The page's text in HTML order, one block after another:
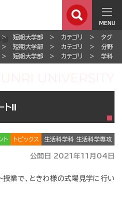
MENU
短期大学部 カテゴリ
タグ
短期大学部 カテゴリ
分野
短期大学部 カテゴリ 学科
トⅡ
ト トピックス 生活科学科 生活科学専攻
公開日 2021年11月04日
授業で、ときわ様の式場見学に行い